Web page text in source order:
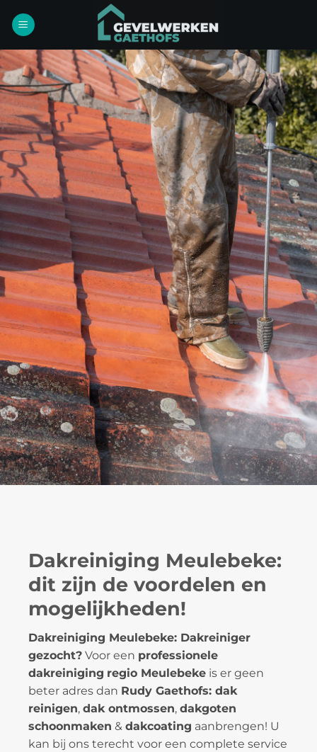
naar
Dakreiniging Meulebeke:
dit zijn de voordelen en
mogelijkheden!
Dakreiniging Meulebeke: Dakreiniger
gezocht? Voor een professionele
dakreiniging regio Meulebeke is er geen
beter adres dan Rudy Gaethofs: dak
reinigen, dak ontmossen, dakgoten
schoonmaken & dakcoating aanbrengen! U
kan bij ons terecht voor een complete service